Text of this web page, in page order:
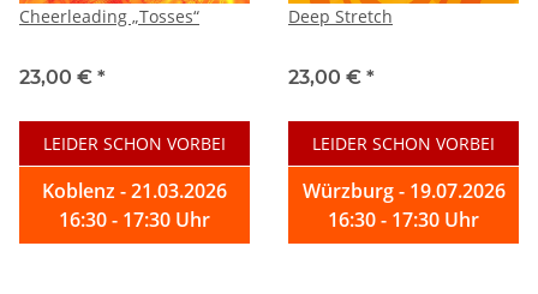
Cheerleading „Tosses“
23,00 € *
LEIDER SCHON VORBEI
Koblenz - 21.03.2026
16:30 - 17:30 Uhr
Deep Stretch
23,00 € *
LEIDER SCHON VORBEI
Würzburg - 19.07.2026
16:30 - 17:30 Uhr